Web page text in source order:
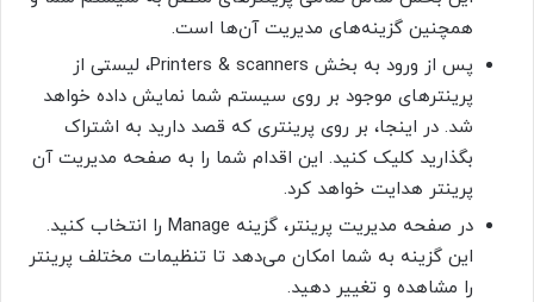
همچنین گزینه‌های مدیریت آن‌ها است.
پس از ورود به بخش Printers & scanners، لیستی از
پرینترهای موجود بر روی سیستم شما نمایش داده خواهد
شد. در اینجا، بر روی پرینتری که قصد دارید به اشتراک
بگذارید کلیک کنید. این اقدام شما را به صفحه مدیریت آن
پرینتر هدایت خواهد کرد.
در صفحه مدیریت پرینتر، گزینه Manage را انتخاب کنید.
این گزینه به شما امکان می‌دهد تا تنظیمات مختلف پرینتر
را مشاهده و تغییر دهید.